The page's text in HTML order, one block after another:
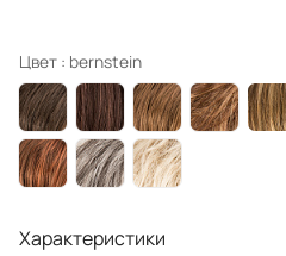
Цвет : bernstein
Характеристики